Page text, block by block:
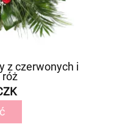
z czerwonych i
róż